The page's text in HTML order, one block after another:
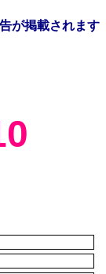
が掲載されます